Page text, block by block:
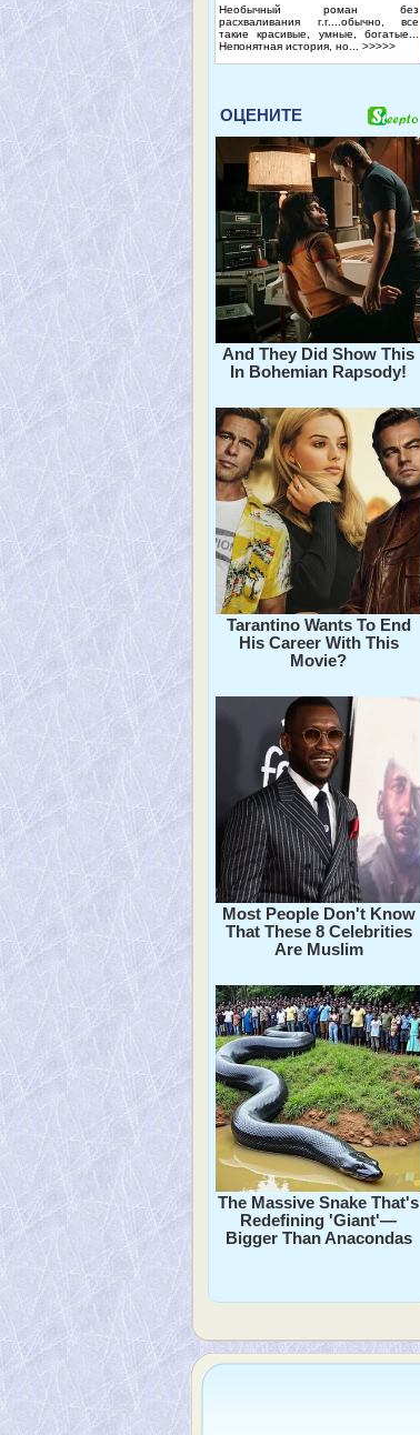
Необычный роман без
расхваливания г.г....обычно, все
такие красивые, умные, богатые...
Непонятная история, но... >>>>>
ОЦЕНИТЕ
And They Did Show This
In Bohemian Rapsody!
Tarantino Wants To End
His Career With This
Movie?
Most People Don't Know
That These 8 Celebrities
Are Muslim
The Massive Snake That's
Redefining 'Giant'—
Bigger Than Anacondas